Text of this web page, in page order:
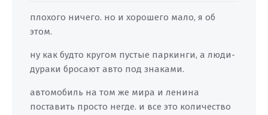
плохого ничего. но и хорошего мало, я об
этом.
ну как будто кругом пустые паркинги, а люди-
дураки бросают авто под знаками.
автомобиль на том же мира и ленина
поставить просто негде. и все это количество